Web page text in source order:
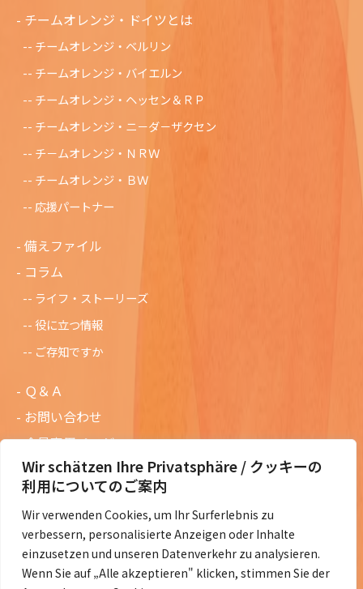
Wir schätzen Ihre Privatsphäre / クッキーの
利用についてのご案内
Wir verwenden Cookies, um Ihr Surferlebnis zu
verbessern, personalisierte Anzeigen oder Inhalte
einzusetzen und unseren Datenverkehr zu analysieren.
Wenn Sie auf „Alle akzeptieren" klicken, stimmen Sie der
チームオレンジ・ドイツとは
チームオレンジ・ベルリン
チームオレンジ・バイエルン
チームオレンジ・ヘッセン＆ＲＰ
チームオレンジ・ニ－ダ－ザクセン
チ－ムオレンジ・ＮＲＷ
チームオレンジ・ＢＷ
応援パートナー
備えファイル
コラム
ライフ・ストーリーズ
役に立つ情報
ご存知ですか
Ｑ＆Ａ
お問い合わせ
会員専用ページ
ニュースレターバックナンバー
過去の講演資料
総会議事録
定款・会費規定など